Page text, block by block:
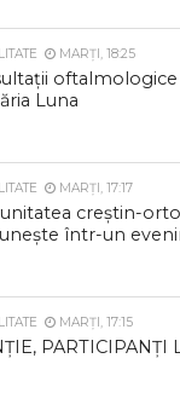
MARȚI, 18:25
Luna
MARȚI, 17:17
creștin-
într-un
MARȚI, 17:15
PARTICIPANȚI